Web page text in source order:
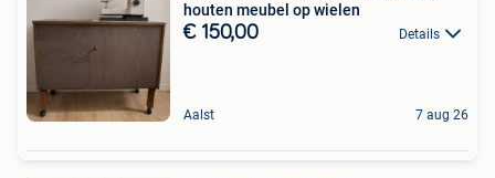
houten meubel op wielen
€ 150,00 Details
Aalst 7 aug 26